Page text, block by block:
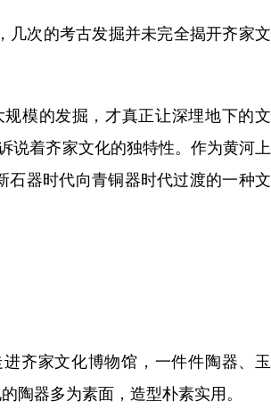
次的考古发掘并未完全揭开齐家文
模的发掘，才真正让深埋地下的文
说着齐家文化的独特性。作为黄河上
器时代向青铜器时代过渡的一种文
齐家文化博物馆，一件件陶器、玉
陶器多为素面，造型朴素实用。